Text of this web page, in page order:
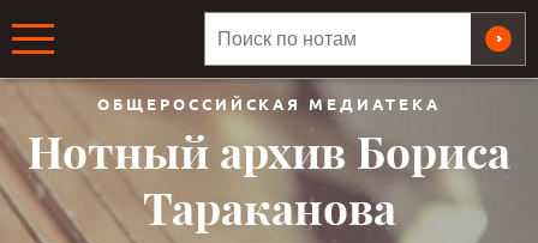
ОБЩЕРОССИЙСКАЯ МЕДИАТЕКА
Нотный архив Бориса
Тараканова